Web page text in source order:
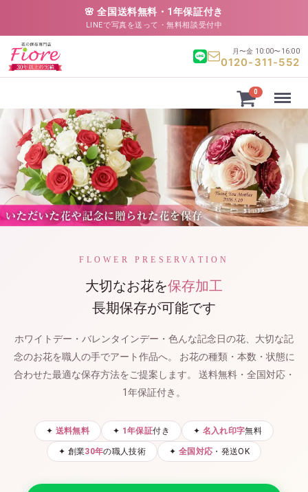
🌸 全国送料無料・1年保証付き
LINEで写真を送って・無料相談受付中
月〜金 10:00〜16:00
0120-311-552
0 Menu
FLOWER PRESERVATION
大切なお花を保存加工
長期保存が可能です
ホワイトデー・バレンタインデー・色んな記念日の花、大切な記
念のお花を職人の手でアート作品へ。
お花の種類・本数・状態に
合わせた最適な保存方法をご提案します。
送料無料・全国対応・
1年保証付き。
✦ 送料無料 ✦ 1年保証付き ✦ 名入れ印字無料
✦ 創業30年の職人技術 ✦ 全国対応 ・発送OK